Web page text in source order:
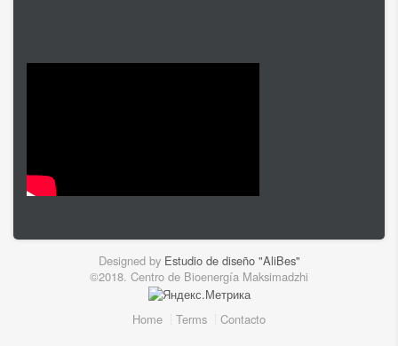
Designed by Estudio de diseño "AliBes"
©2018. Centro de Bioenergía Maksimadzhi
Home Terms Contacto